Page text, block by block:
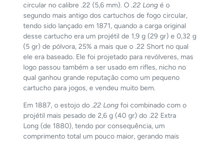
circular no calibre .22 (5,6 mm). O.22 Long é o
segundo mais antigo dos cartuchos de fogo circular,
tendo sido lançado em 1871, quando a carga original
desse cartucho era um projétil de 1,9 g (29 gr) e 0,32 g
(5 gr) de pólvora, 25% a mais que o .22 Short no qual
ele era baseado. Ele foi projetado para revólveres, mas
logo passou também a ser usado em rifles, nicho no
qual ganhou grande reputação como um pequeno
cartucho para jogos, e vendeu muito bem.
Em 1887, o estojo do.22 Long foi combinado com o
projétil mais pesado de 2,6 g (40 gr) do .22 Extra
Long (de 1880), tendo por consequência, um
comprimento total um pouco maior, gerando mais